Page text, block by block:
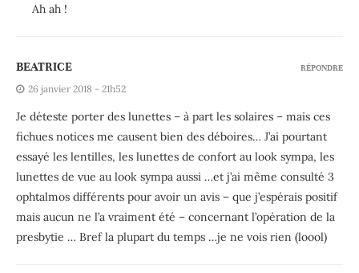
Ah ah !
BEATRICE
26 janvier 2018 - 21h52
Je déteste porter des lunettes – à part les solaires – mais ces
fichues notices me causent bien des déboires… J’ai pourtant
essayé les lentilles, les lunettes de confort au look sympa, les
lunettes de vue au look sympa aussi …et j’ai même consulté 3
ophtalmos différents pour avoir un avis – que j’espérais positif
mais aucun ne l’a vraiment été – concernant l’opération de la
presbytie … Bref la plupart du temps …je ne vois rien (loool)
RÉPONDRE